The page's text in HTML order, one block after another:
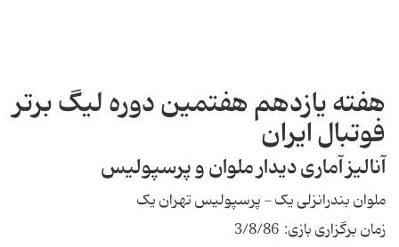
هفته یازدهم هفتمین دوره لیگ برتر
فوتبال ایران
آنالیز آماری دیدار ملوان و پرسپولیس
ملوان بندرانزلی یک - پرسپولیس تهران یک
زمان برگزاری بازی: 3/8/86